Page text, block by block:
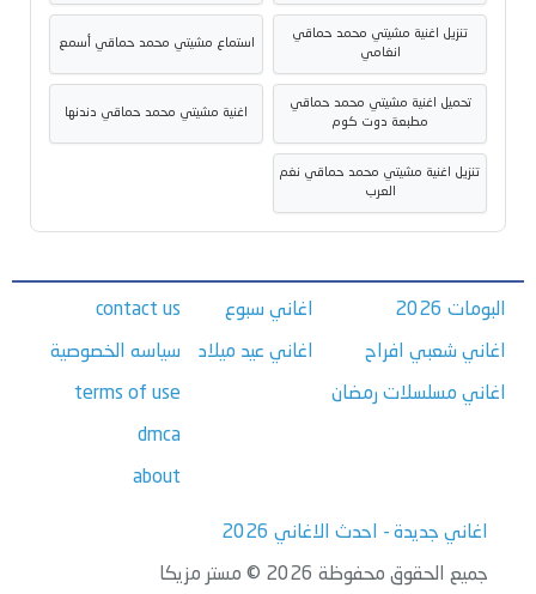
تنزيل اغنية مشيتي محمد حماقي
انغامي
استماع مشيتي محمد حماقي أسمع
تحميل اغنية مشيتي محمد حماقي
مطبعة دوت كوم
اغنية مشيتي محمد حماقي دندنها
تنزيل اغنية مشيتي محمد حماقي نغم
العرب
البومات 2026
اغاني شعبي افراح
اغاني مسلسلات رمضان
اغاني سبوع
اغاني عيد ميلاد
contact us
سياسه الخصوصية
terms of use
dmca
about
اغاني جديدة - احدث الاغاني 2026
جميع الحقوق محفوظة 2026 © مستر مزيكا